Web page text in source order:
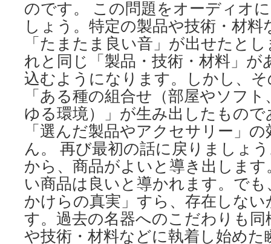
のです。 この問題をオーディオ
しょう。特定の製品や技術・材
「たまたま良い音」が出せたと
れと同じ「製品・技術・材料」
込むようになります。しかし、
「ある種の組合せ（部屋やソフ
ゆる環境）」が生み出したもの
「選んだ製品やアクセサリー」
ん。 再び最初の話に戻りましょ
から、商品がよいと導き出しま
い商品は良いと導かれます。で
かけらの真実」すら、存在しな
す。過去の名器へのこだわりも
や技術・材料などに執着し始め